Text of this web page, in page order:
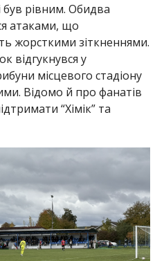
рівним. Обидва
атаками, що
жорсткими зіткненнями.
відгукнувся у
місцевого стадіону
Відомо й про фанатів
“Хімік” та